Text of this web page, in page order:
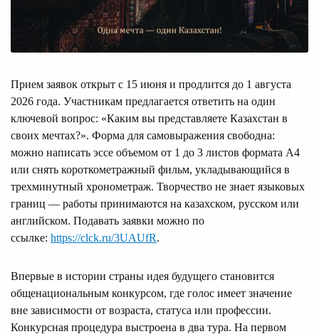
Прием заявок открыт с 15 июня и продлится до 1 августа
2026 года. Участникам предлагается ответить на один
ключевой вопрос: «Каким вы представляете Казахстан в
своих мечтах?». Форма для самовыражения свободна:
можно написать эссе объемом от 1 до 3 листов формата А4
или снять короткометражный фильм, укладывающийся в
трехминутный хронометраж. Творчество не знает языковых
границ — работы принимаются на казахском, русском или
английском. Подавать заявки можно по
ссылке: https://clck.ru/3UAUfR.
Впервые в истории страны идея будущего становится
общенациональным конкурсом, где голос имеет значение
вне зависимости от возраста, статуса или профессии.
Конкурсная процедура выстроена в два тура. На первом